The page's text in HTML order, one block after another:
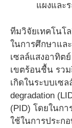
แผงและ
ทีมวิจัยเทคโนโ
ในการศึกษาแล
เซลล์แสงอาทิต
เขตร้อนชื้น รว
เกิดในระบบเซ
degradation
(PID) โดยในก
ใช้ในการประก